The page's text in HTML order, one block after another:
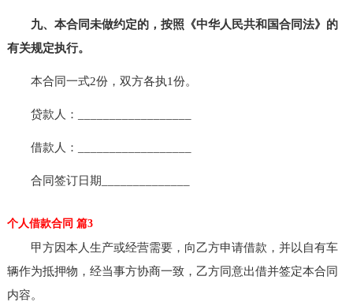
九、本合同未做约定的，按照《中华人民共和国合同法》的
有关规定执行。
本合同一式2份，双方各执1份。
贷款人：__________________
借款人：__________________
合同签订日期______________
个人借款合同 篇3
甲方因本人生产或经营需要，向乙方申请借款，并以自有车
辆作为抵押物，经当事方协商一致，乙方同意出借并签定本合同
内容。